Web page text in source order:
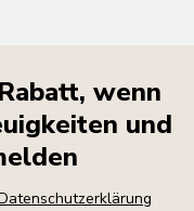
wenn
und